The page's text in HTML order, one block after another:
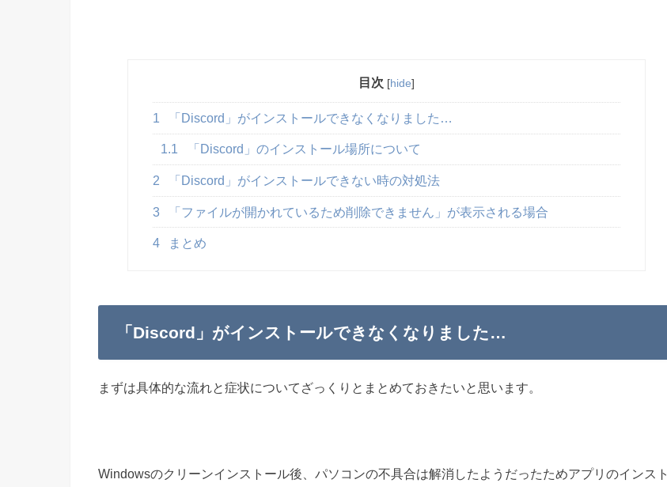
目次 [hide]
1 「Discord」がインストールできなくなりました…
1.1 「Discord」のインストール場所について
2 「Discord」がインストールできない時の対処法
3 「ファイルが開かれているため削除できません」が表示される場合
4 まとめ
「Discord」がインストールできなくなりました…
まずは具体的な流れと症状についてざっくりとまとめておきたいと思います。
Windowsのクリーンインストール後、パソコンの不具合は解消したようだったためアプリのインスト